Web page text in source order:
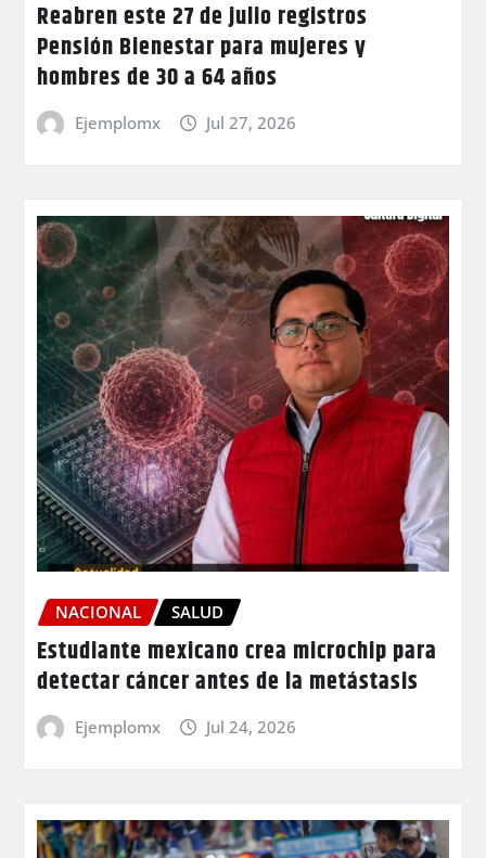
Reabren este 27 de julio registros
Pensión Bienestar para mujeres y
hombres de 30 a 64 años
Ejemplomx Jul 27, 2026
NACIONAL SALUD
Estudiante mexicano crea microchip para
detectar cáncer antes de la metástasis
Ejemplomx Jul 24, 2026